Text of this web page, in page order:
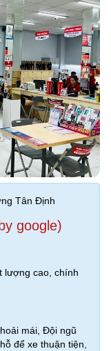
Tân Định
google)
lượng cao, chính
mái, Đội ngũ
để xe thuận tiện,